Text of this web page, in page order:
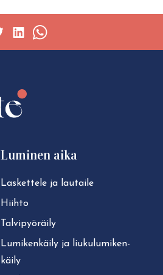
Luminen aika
Laskettele ja lautaile
Hiihto
Tal­vi­pyö­räi­ly
Lu­mi­ken­käi­ly ja liu­ku­lu­mi­ken­
käi­ly